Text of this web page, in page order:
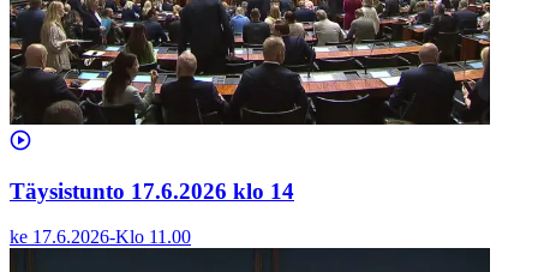
Täysistunto 17.6.2026 klo 14
ke 17.6.2026-Klo 11.00